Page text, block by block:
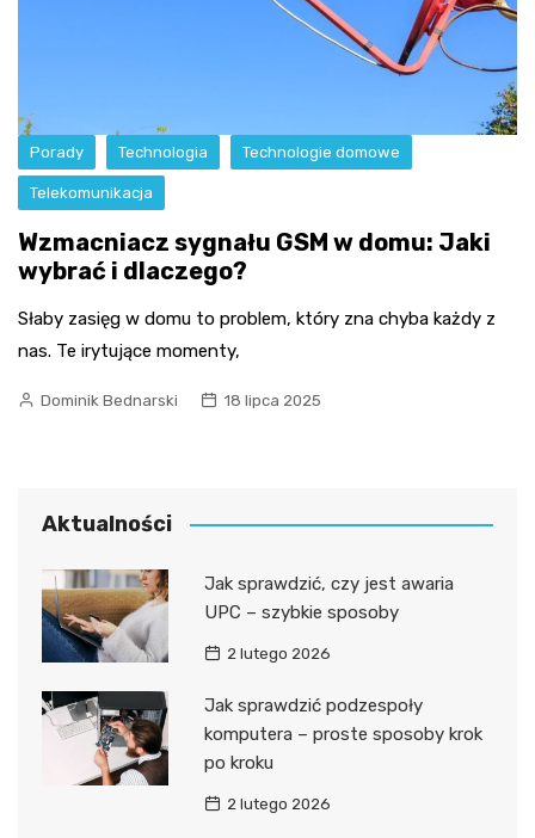
Porady Technologia Technologie domowe
Telekomunikacja
Wzmacniacz sygnału GSM w domu: Jaki
wybrać i dlaczego?
Słaby zasięg w domu to problem, który zna chyba każdy z
nas. Te irytujące momenty,
Dominik Bednarski 18 lipca 2025
Aktualności
Jak sprawdzić, czy jest awaria
UPC – szybkie sposoby
2 lutego 2026
Jak sprawdzić podzespoły
komputera – proste sposoby krok
po kroku
2 lutego 2026